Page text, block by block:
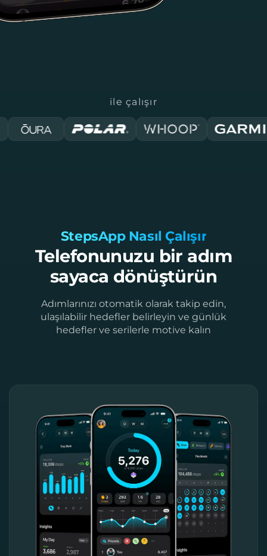
ile çalışır
StepsApp Nasıl Çalışır
Telefonunuzu bir adım
sayaca dönüştürün
Adımlarınızı otomatik olarak takip edin,
ulaşılabilir hedefler belirleyin ve günlük
hedefler ve serilerle motive kalın